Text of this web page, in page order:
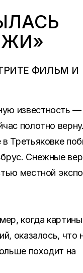
ФИЛЬМ И
известность —
полотно
Третьяковке
Снежные
местной
когда
оказалось, что
походит на